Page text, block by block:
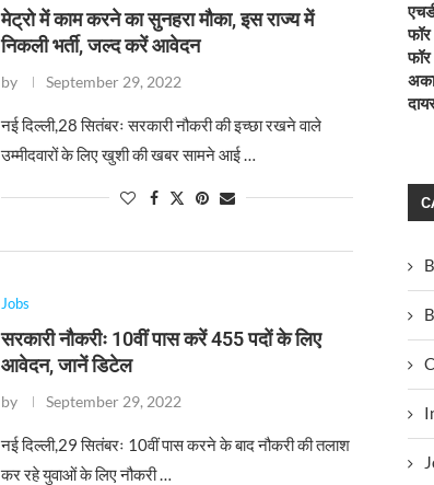
मेट्रो में काम करने का सुनहरा मौका, इस राज्य में
निकली भर्ती, जल्द करें आवेदन
by September 29, 2022
नई दिल्ली,28 सितंबरः सरकारी नौकरी की इच्छा रखने वाले
उम्मीदवारों के लिए खुशी की खबर सामने आई …
Jobs
सरकारी नौकरीः 10वीं पास करें 455 पदों के लिए
आवेदन, जानें डिटेल
by September 29, 2022
नई दिल्ली,29 सितंबरः 10वीं पास करने के बाद नौकरी की तलाश
कर रहे युवाओं के लिए नौकरी …